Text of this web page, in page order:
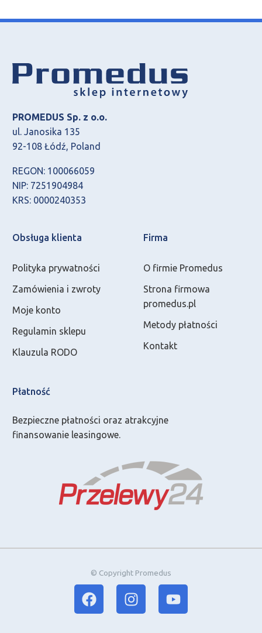
PROMEDUS Sp. z o.o.
ul. Janosika 135
92-108 Łódź, Poland
REGON: 100066059
NIP: 7251904984
KRS: 0000240353
Obsługa klienta
Polityka prywatności
Zamówienia i zwroty
Moje konto
Regulamin sklepu
Klauzula RODO
Firma
O firmie Promedus
Strona firmowa
promedus.pl
Metody płatności
Kontakt
Płatność
Bezpieczne płatności oraz atrakcyjne
finansowanie leasingowe.
© Copyright Promedus